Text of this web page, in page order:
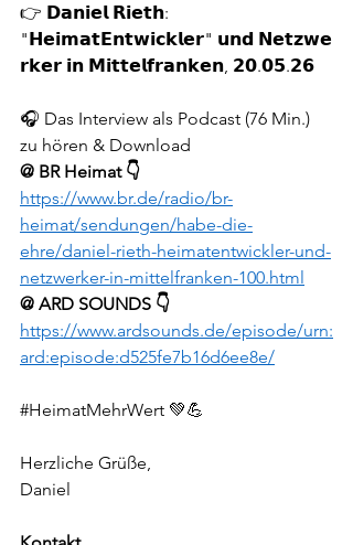
👉 𝗗𝗮𝗻𝗶𝗲𝗹 𝗥𝗶𝗲𝘁𝗵:
"𝗛𝗲𝗶𝗺𝗮𝘁𝗘𝗻𝘁𝘄𝗶𝗰𝗸𝗹𝗲𝗿" 𝘂𝗻𝗱 𝗡𝗲𝘁𝘇𝘄𝗲
𝗿𝗸𝗲𝗿 𝗶𝗻 𝗠𝗶𝘁𝘁𝗲𝗹𝗳𝗿𝗮𝗻𝗸𝗲𝗻, 𝟮𝟬.𝟬𝟱.𝟮𝟲
🎧 Das Interview als Podcast (76 Min.)
zu hören & Download
@ BR Heimat 👇
https://www.br.de/radio/br-
heimat/sendungen/habe-die-
ehre/daniel-rieth-heimatentwickler-und-
netzwerker-in-mittelfranken-100.html
@ ARD SOUNDS 👇
https://www.ardsounds.de/episode/urn:
ard:episode:d525fe7b16d6ee8e/
#HeimatMehrWert 💚💪
Herzliche Grüße,
Daniel